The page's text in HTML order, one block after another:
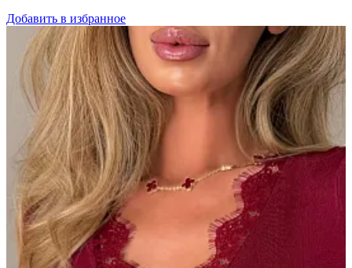
Добавить в избранное